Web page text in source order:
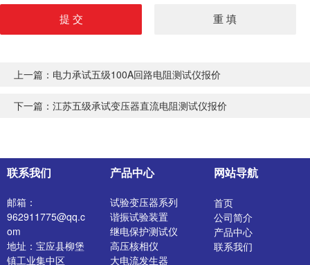
上一篇： 电力承试五级100A回路电阻测试仪报价
下一篇： 江苏五级承试变压器直流电阻测试仪报价
联系我们
邮箱：
962911775@qq.c
om
地址：宝应县柳堡
镇工业集中区
产品中心
试验变压器系列
谐振试验装置
继电保护测试仪
高压核相仪
大电流发生器
网站导航
首页
公司简介
产品中心
联系我们